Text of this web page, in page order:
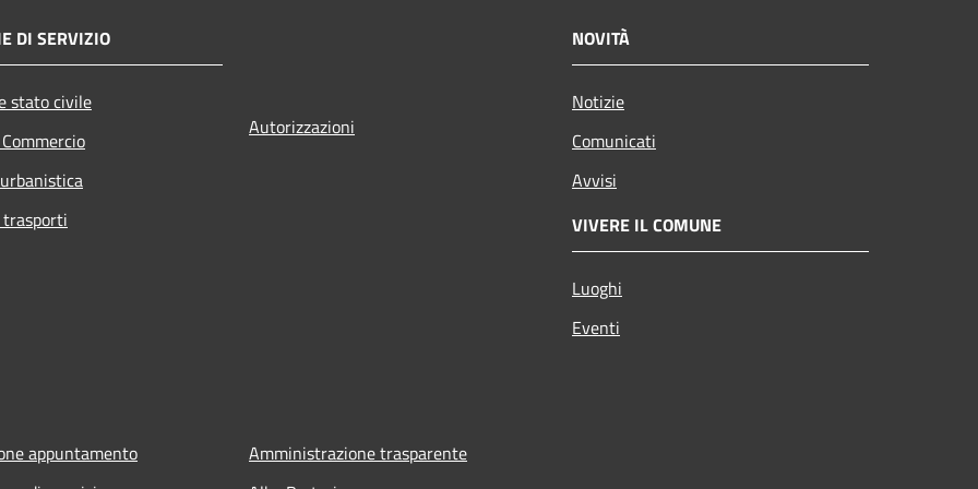
DI SERVIZIO
stato civile
Autorizzazioni
NOVITÀ
Notizie
Comunicati
Avvisi
VIVERE IL COMUNE
Luoghi
Eventi
appuntamento
Amministrazione trasparente